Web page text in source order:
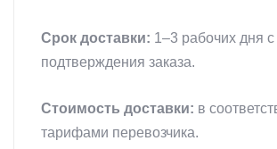
Срок доставки: 1–3 рабочих дня
подтверждения заказа.
Стоимость доставки: в
тарифами перевозчика.